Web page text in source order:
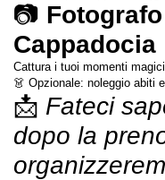
📷
Cappadocia
Cattura i tuoi momenti
👗 Opzionale: noleggio abiti
📩 Fateci
dopo la